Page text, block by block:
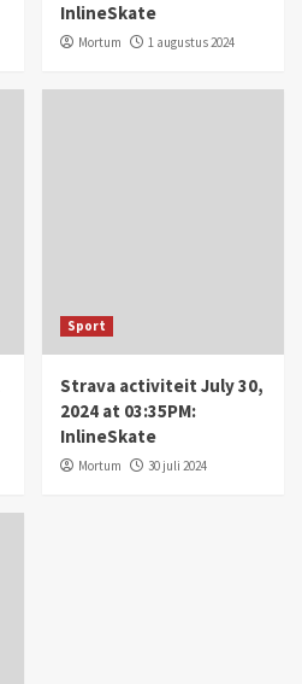
InlineSkate
Mortum 1 augustus 2024
Sport
Strava activiteit July 30,
2024 at 03:35PM:
InlineSkate
Mortum 30 juli 2024